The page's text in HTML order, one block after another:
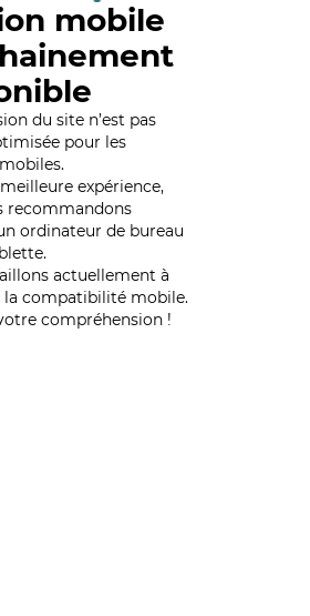
mobile
du site n’est pas
pour les
expérience,
recommandons
ordinateur de bureau
actuellement à
la compatibilité mobile.
compréhension !